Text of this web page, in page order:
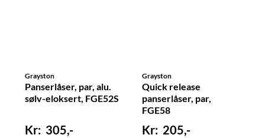
Grayston
Panserlåser, par, alu.
sølv-eloksert, FGE52S
305,-
Grayston
Quick release
panserlåser, par,
FGE58
205,-